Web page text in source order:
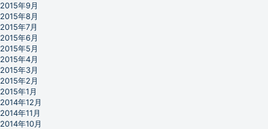
2015年9月
2015年8月
2015年7月
2015年6月
2015年5月
2015年4月
2015年3月
2015年2月
2015年1月
2014年12月
2014年11月
2014年10月